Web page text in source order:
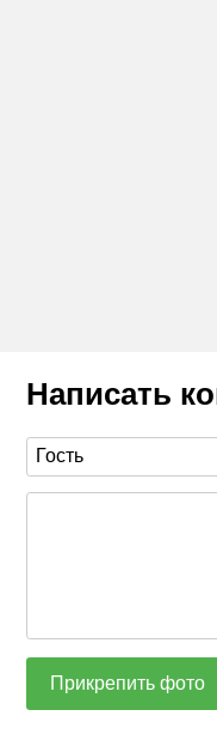
Написать
Прикрепить фото